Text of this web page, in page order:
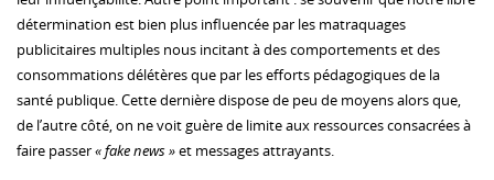
détermination est bien plus influencée par les matraquages
publicitaires multiples nous incitant à des comportements et des
consommations délétères que par les efforts pédagogiques de la
santé publique. Cette dernière dispose de peu de moyens alors que,
de l’autre côté, on ne voit guère de limite aux ressources consacrées à
faire passer« fake news »et messages attrayants.